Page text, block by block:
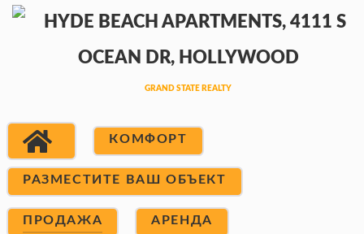
КОМФОРТ
РАЗМЕСТИТЕ ВАШ ОБЪЕКТ
ПРОДАЖА АРЕНДА